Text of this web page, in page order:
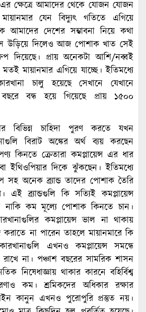
এর ক্ষেত্রে আমাদের থেকে যোজন যোজন
যেন বিদ্যুৎ গতিতে এগিয়ে
আমাদের দেশের সম্ভাবনা নিয়ে কথা
উড়িয়ে দিলেও আজ পোশাক খাত সেই
রুপ দিয়েছে। প্রায় অনেকটা আশি/নব্বই
মায়ানমার এগিয়ে যাচ্ছে। ইতিমধ্যে
চালু হয়েছে সেখানে যেখানে
বন্ধ হয়ে গিয়েছে প্রায় ১৫০০
বিভিন্ন চাহিদা পুরণ করতে যখন
বিরাট অঙ্কের অর্থ ব্যয় করছেন
কিনতে ক্রেতারা কমপ্লায়েন্স এর ধার
ইথিওপিয়ার দিকে ঝুঁকছেন। ইতিমধ্যে
সহ অনেক ব্র্যান্ড তাদের পোশাক তৈরি
এই ব্র্যান্ডগুলি কি সত্যিই কমপ্লায়েন্স
নাকি কম মূল্যে পোশাক কিনতে চান।
কমপ্লায়েন্স ভাল না থাকায়
করাতে না পারেন তাহলে মায়ানমারে কি
এখনও কমপ্লায়েন্স সমন্ধে
না। পঞ্চাশ বছরের সামরিক শাসন
নিষেধাজ্ঞায় থাকার কারনে বহির্বিশ্ব
কম। শ্রমিকদের অধিকার রক্ষার
কানুন এখনও পুরোপুরি প্রস্তুত নয়।